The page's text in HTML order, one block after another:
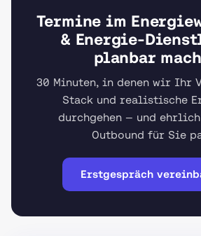
Termine im
& Energie-
planbar
30 Minuten, in denen wir Ihr
Stack und realistische
durchgehen — und ehrlich
Outbound für Sie
Erstgespräch